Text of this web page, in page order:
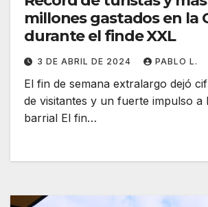
millones gastados en la
durante el finde XXL
3 DE ABRIL DE 2024 PABLO L.
El fin de semana extralargo dejó
de visitantes y un fuerte impulso a
barrial El fin…